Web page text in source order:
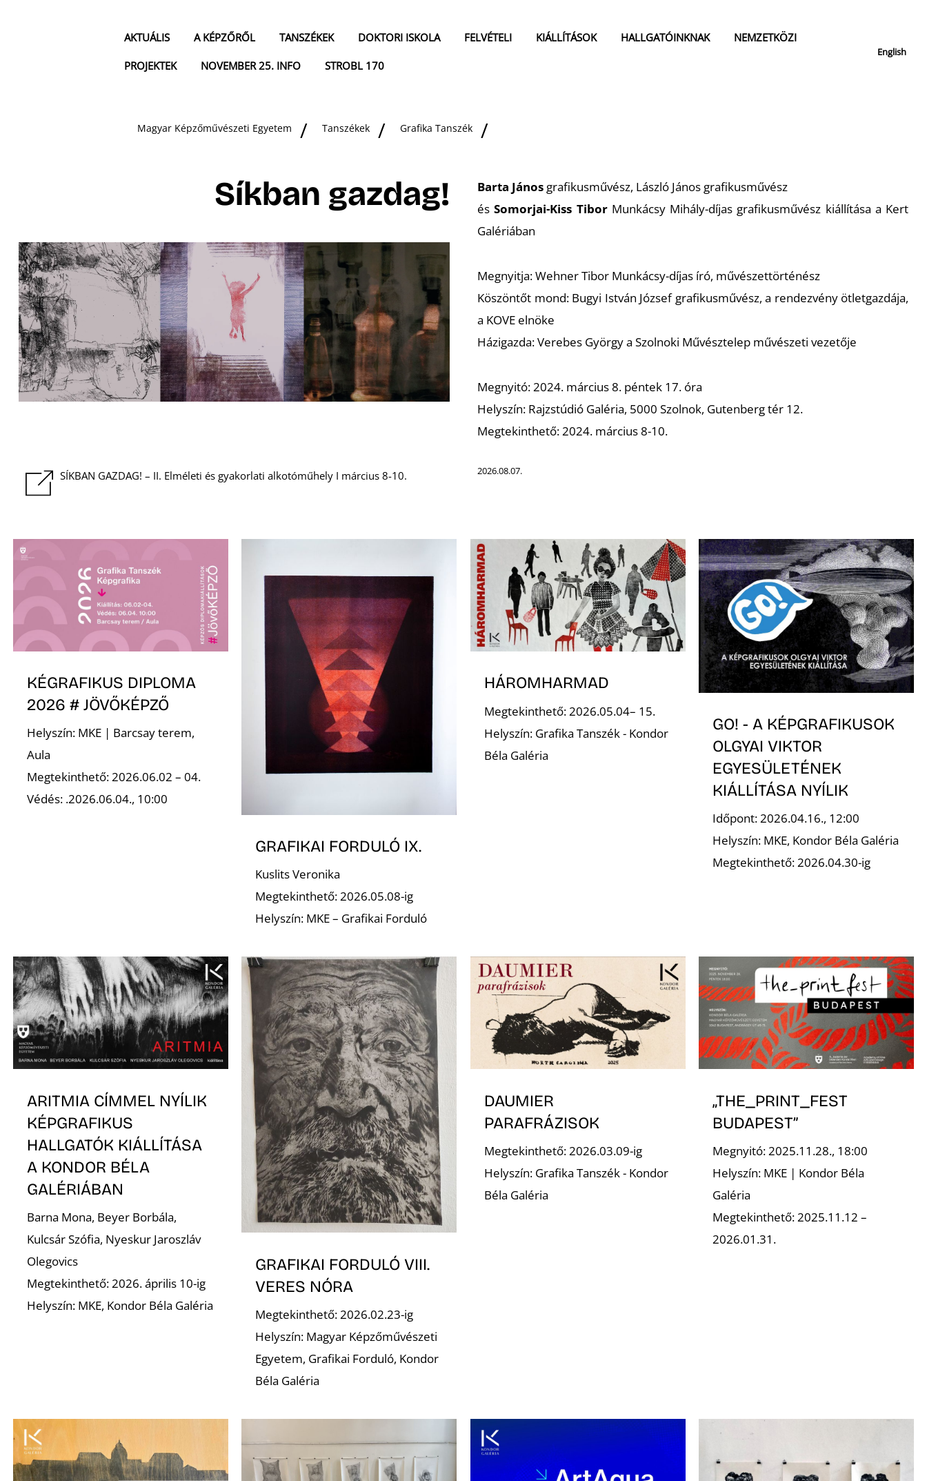
AKTUÁLIS A KÉPZŐRŐL TANSZÉKEK DOKTORI ISKOLA FELVÉTELI KIÁLLÍTÁSOK HALLGATÓINKNAK
NEMZETKÖZI
PROJEKTEK
NOVEMBER 25. INFO STROBL 170
English
Magyar Képzőművészeti Egyetem Tanszékek Grafika Tanszék
Síkban gazdag!
SÍKBAN GAZDAG! – II. Elméleti és gyakorlati alkotóműhely I március 8-10.
Barta János grafikusművész, László János grafikusművész
ésSomorjai-Kiss TiborMunkácsy Mihály-díjas grafikusművész kiállítása a Kert
Galériában
Megnyitja: Wehner Tibor Munkácsy-díjas író, művészettörténész
Köszöntőt mond: Bugyi István József grafikusművész, a rendezvény ötletgazdája,
a KOVE elnöke
Házigazda: Verebes György a Szolnoki Művésztelep művészeti vezetője
Megnyitó: 2024. március 8. péntek 17. óra
Helyszín: Rajzstúdió Galéria, 5000 Szolnok, Gutenberg tér 12.
Megtekinthető: 2024. március 8-10.
2026.08.07.
KÉGRAFIKUS DIPLOMA
2026 # JÖVŐKÉPZŐ
Helyszín: MKE | Barcsay terem,
Aula
Megtekinthető: 2026.06.02 – 04.
Védés: .2026.06.04., 10:00
GRAFIKAI FORDULÓ IX.
Kuslits Veronika
Megtekinthető: 2026.05.08-ig
Helyszín: MKE – Grafikai Forduló
HÁROMHARMAD
Megtekinthető: 2026.05.04– 15.
Helyszín: Grafika Tanszék - Kondor
Béla Galéria
GO! - A KÉPGRAFIKUSOK
OLGYAI VIKTOR
EGYESÜLETÉNEK
KIÁLLÍTÁSA NYÍLIK
Időpont: 2026.04.16., 12:00
Helyszín: MKE, Kondor Béla Galéria
Megtekinthető: 2026.04.30-ig
ARITMIA CÍMMEL NYÍLIK
KÉPGRAFIKUS
HALLGATÓK KIÁLLÍTÁSA
A KONDOR BÉLA
GALÉRIÁBAN
Barna Mona, Beyer Borbála,
Kulcsár Szófia, Nyeskur Jaroszláv
Olegovics
Megtekinthető: 2026. április 10-ig
Helyszín: MKE, Kondor Béla Galéria
GRAFIKAI FORDULÓ VIII.
VERES NÓRA
Megtekinthető: 2026.02.23-ig
Helyszín: Magyar Képzőművészeti
Egyetem, Grafikai Forduló, Kondor
Béla Galéria
DAUMIER
PARAFRÁZISOK
Megtekinthető: 2026.03.09-ig
Helyszín: Grafika Tanszék - Kondor
Béla Galéria
„THE_PRINT_FEST
BUDAPEST”
Megnyitó: 2025.11.28., 18:00
Helyszín: MKE | Kondor Béla
Galéria
Megtekinthető: 2025.11.12 –
2026.01.31.